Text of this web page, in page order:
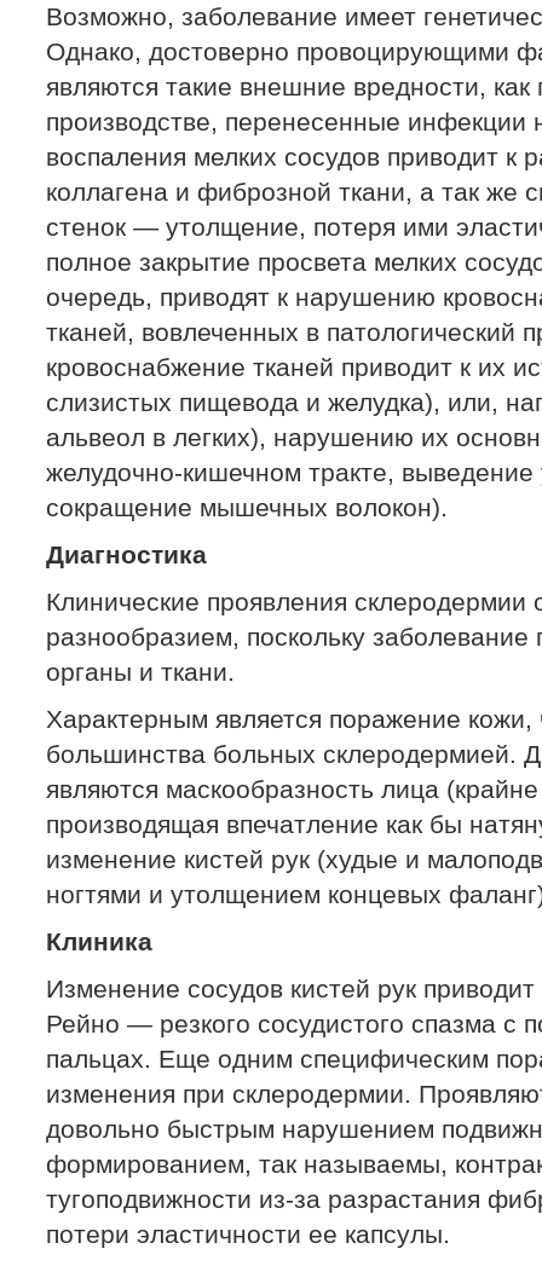
Возможно, заболевание имеет
Однако, достоверно провоцирующими
являются такие внешние вредности,
производстве, перенесенные инфекции
воспаления мелких сосудов приводит к
коллагена и фиброзной ткани, а так же
стенок — утолщение, потеря ими
полное закрытие просвета мелких
очередь, приводят к нарушению
тканей, вовлеченных в патологический
кровоснабжение тканей приводит к их
слизистых пищевода и желудка), или,
альвеол в легких), нарушению их
желудочно-кишечном тракте, выведение
сокращение мышечных волокон).
Диагностика
Клинические проявления
разнообразием, поскольку заболевание
органы и ткани.
Характерным является поражение кожи,
большинства больных склеродермией.
являются маскообразность лица
производящая впечатление как бы
изменение кистей рук (худые и
ногтями и утолщением концевых
Клиника
Изменение сосудов кистей рук
Рейно — резкого сосудистого спазма с
пальцах. Еще одним специфическим
изменения при склеродермии.
довольно быстрым нарушением
формированием, так называемы,
тугоподвижности из-за разрастания
потери эластичности ее капсулы.